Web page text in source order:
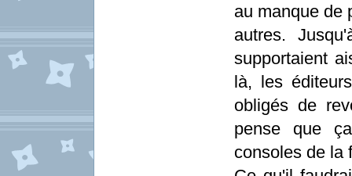
au manque de
autres.
supportaient
là, les
obligés de
pense que
consoles de la